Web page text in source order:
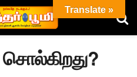
Translate »